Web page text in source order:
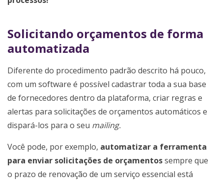
Solicitando orçamentos de forma
automatizada
Diferente do procedimento padrão descrito há pouco,
com um software é possível cadastrar toda a sua base
de fornecedores dentro da plataforma, criar regras e
alertas para solicitações de orçamentos automáticos e
dispará-los para o seu mailing.
Você pode, por exemplo, automatizar a ferramenta
para enviar solicitações de orçamentossempre que
o prazo de renovação de um serviço essencial está